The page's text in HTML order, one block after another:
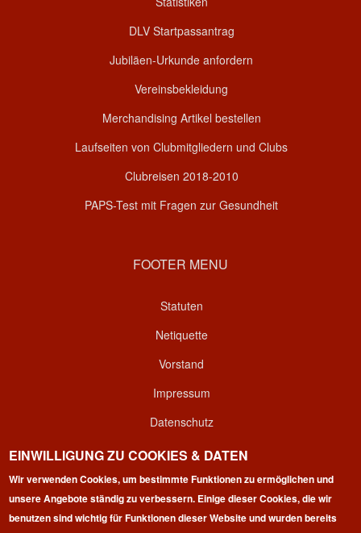
DLV Startpassantrag
Jubiläen-Urkunde anfordern
Vereinsbekleidung
Merchandising Artikel bestellen
Laufseiten von Clubmitgliedern und Clubs
Clubreisen 2018-2010
PAPS-Test mit Fragen zur Gesundheit
FOOTER MENU
Statuten
Netiquette
Vorstand
Impressum
Datenschutz
Kontakt
Login
EINWILLIGUNG ZU COOKIES & DATEN
Wir verwenden Cookies, um bestimmte Funktionen zu ermöglichen und
unsere Angebote ständig zu verbessern. Einige dieser Cookies, die wir
benutzen sind wichtig für Funktionen dieser Website und wurden bereits